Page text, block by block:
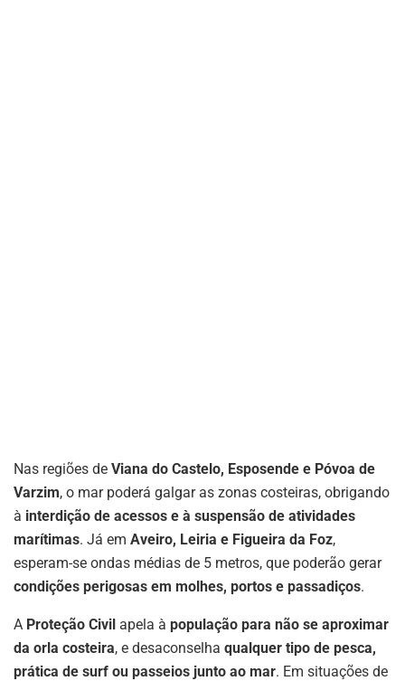
Nas regiões de Viana do Castelo, Esposende e Póvoa de
Varzim, o mar poderá galgar as zonas costeiras, obrigando
à interdição de acessos e à suspensão de atividades
marítimas. Já em Aveiro, Leiria e Figueira da Foz,
esperam-se ondas médias de 5 metros, que poderão gerar
condições perigosas em molhes, portos e passadiços.
A Proteção Civil apela à população para não se aproximar
da orla costeira, e desaconselha qualquer tipo de pesca,
prática de surf ou passeios junto ao mar. Em situações de